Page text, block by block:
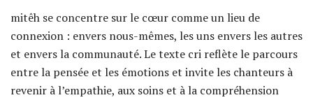
mitêh se concentre sur le cœur comme un lieu de
connexion : envers nous-mêmes, les uns envers les autres
et envers la communauté. Le texte cri reflète le parcours
entre la pensée et les émotions et invite les chanteurs à
revenir à l’empathie, aux soins et à la compréhension